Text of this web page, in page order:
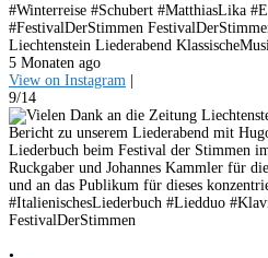
#Winterreise #Schubert #MatthiasLika
#FestivalDerStimmen
Liechtenstein Liederabend
5 Monaten ago
View on Instagram
9/14